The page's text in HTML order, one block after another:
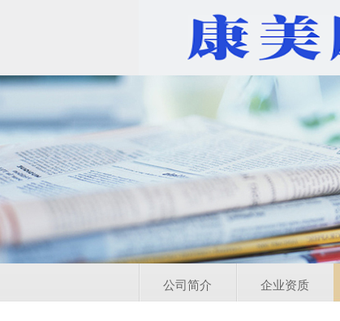
公司简介 企业资质